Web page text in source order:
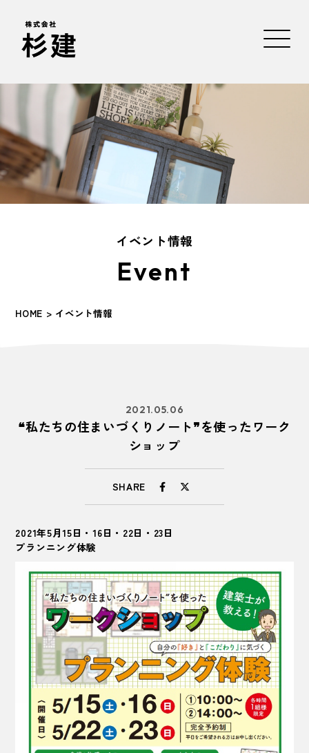
イベント情報
Event
HOME > イベント情報
2021.05.06
❝私たちの住まいづくりノート❞を使ったワーク
ショップ
SHARE
2021年5月15日・16日・22日・23日
プランニング体験